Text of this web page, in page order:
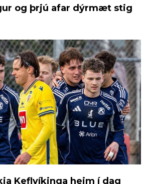
og þrjú afar dýrmæt stig
Keflvíkinga heim í dag